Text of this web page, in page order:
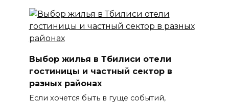
Выбор жилья в Тбилиси отели
гостиницы и частный сектор в
разных районах
Если хочется быть в гуще событий,